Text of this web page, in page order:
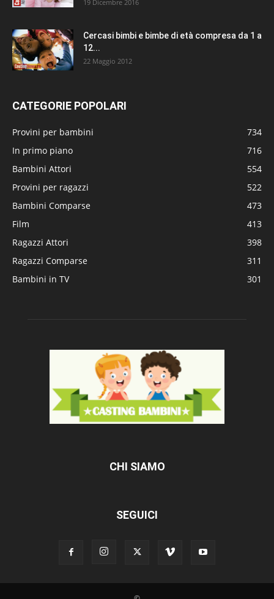
19 Dicembre 2016
Cercasi bimbi e bimbe di età compresa da 1 a
12...
22 Maggio 2012
CATEGORIE POPOLARI
Provini per bambini
734
In primo piano
716
Bambini Attori
554
Provini per ragazzi
522
Bambini Comparse
473
Film
413
Ragazzi Attori
398
Ragazzi Comparse
311
Bambini in TV
301
CHI SIAMO
SEGUICI